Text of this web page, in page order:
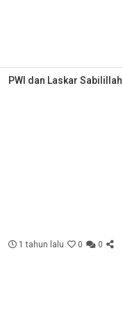
PWI dan Laskar
1 tahun lalu 0 0